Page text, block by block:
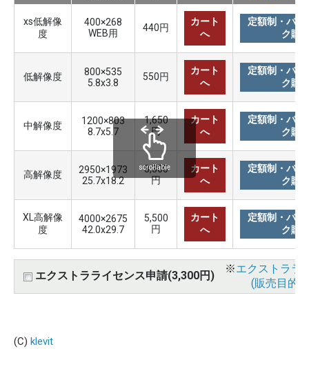
xs低解像
度
400×268
WEB用
440円
カート
へ
定額制・バリ
ク購
低解像度
800×535
5.8x3.8
550円
カート
へ
定額制・バリ
ク購
中解像度
1200×803
8.7x5.7
1,650
円
カート
へ
定額制・バリ
ク購
高解像度
2950×1973
25.7x18.2
3,300
円
カート
へ
定額制・バリ
ク購
XL高解像
度
4000×2675
42.0x29.7
5,500
円
カート
へ
定額制・バリ
ク購
エクストラライセンス申請(3,300円)
※エクストララ
(販売目的
scrollable
(C) klevit